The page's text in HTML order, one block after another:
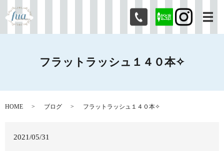
メ
フラットラッシュ１４０本✧
HOME ブログ フラットラッシュ１４０本✧
2021/05/31